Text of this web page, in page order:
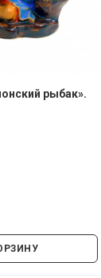
рыбак».